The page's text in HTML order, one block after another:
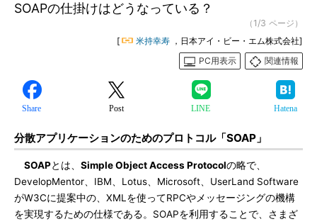
SOAPの仕掛けはどうなっている？
（1/3 ページ）
[
米持幸寿 ，日本アイ・ビー・エム株式会社]
PC用表示
関連情報
Share Post LINE Hatena
分散アプリケーションのためのプロトコル「SOAP」
SOAPとは、 Simple Object Access Protocolの略で、
DevelopMentor、IBM、Lotus、Microsoft、UserLand Software
がW3Cに提案中の、XMLを使ってRPCやメッセージングの機構
を実現するための仕様である。SOAPを利用することで、さまざ